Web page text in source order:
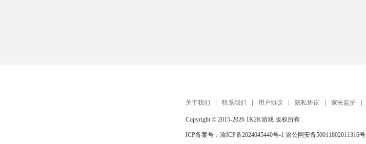
关于我们 联系我们 用户协议 隐私协议 家长监护
Copyright © 2015-2026 1K2K游戏 版权所有
ICP备案号： 渝ICP备2024045440号-1 渝公网安备50011802011316号